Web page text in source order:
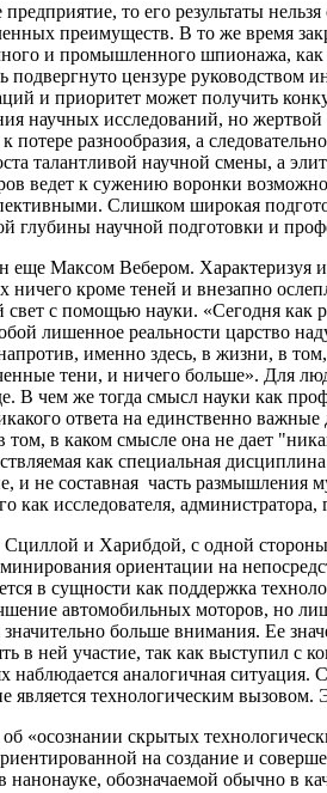
то его результаты
преимуществ. В то же время
и промышленного шпионажа,
цензуре руководством
и приоритет может получить
научных исследований, но
разнообразия, а
талантливой научной смены, а
ведет к сужению воронки
Слишком широкая
глубины научной подготовки и
еще Максом Вебером.
кроме теней и внезапно
с помощью науки. «Сегодня
лишенное реальности царство
именно здесь, в жизни, в
тени, и ничего больше». Для
В чем же тогда смысл науки как
ответа на единственно
в каком смысле она не дает
как специальная
и не составная часть
как исследователя,
и Харибдой, с одной
ориентации на
в сущности как поддержка
автомобильных моторов, но
больше внимания. Ее
ней участие, так как выступил с
аналогичная
является технологическим
«осознании скрытых
на создание и
обозначаемой обычно в